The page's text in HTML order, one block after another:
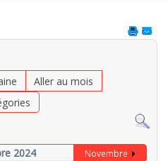
Aller au mois
2024
Novembre